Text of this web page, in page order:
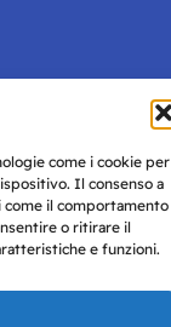
come i cookie per
Il consenso a
il comportamento
o ritirare il
e funzioni.
forniti